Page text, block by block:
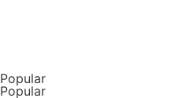
Popular
Popular